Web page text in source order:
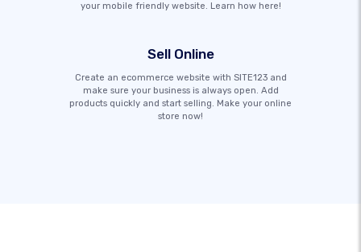
your mobile friendly website. Learn how here!
Sell Online
Create an ecommerce website with SITE123 and
make sure your business is always open. Add
products quickly and start selling. Make your online
store now!